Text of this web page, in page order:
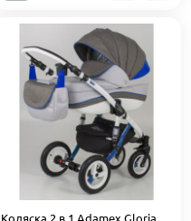
Коляска 2 в 1 Adamex Gloria